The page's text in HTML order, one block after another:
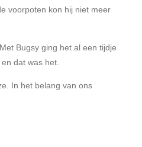
voorpoten kon hij niet meer
Bugsy ging het al een tijdje
dat was het.
In het belang van ons